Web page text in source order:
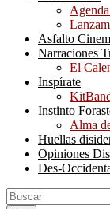
Asfalto
Narraciones
El
Inspírate
Instinto
Alma
Huellas
Opiniones
Des-